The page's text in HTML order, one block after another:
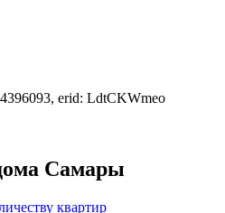
erid: LdtCKWmeo
Самары
квартир